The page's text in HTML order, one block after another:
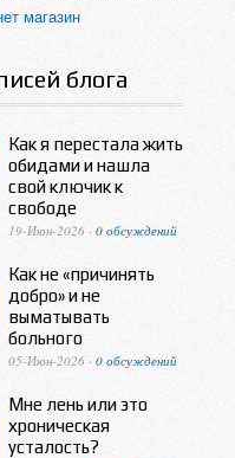
магазин
блога
Как я перестала жить
обидами и нашла
свой ключик к
свободе
19-Июн-2026 · 0 обсуждений
Как не «причинять
добро» и не
выматывать
больного
05-Июн-2026 · 0 обсуждений
Мне лень или это
хроническая
усталость?